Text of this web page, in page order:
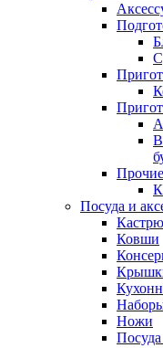
Посуда и
Ковши
Ножи